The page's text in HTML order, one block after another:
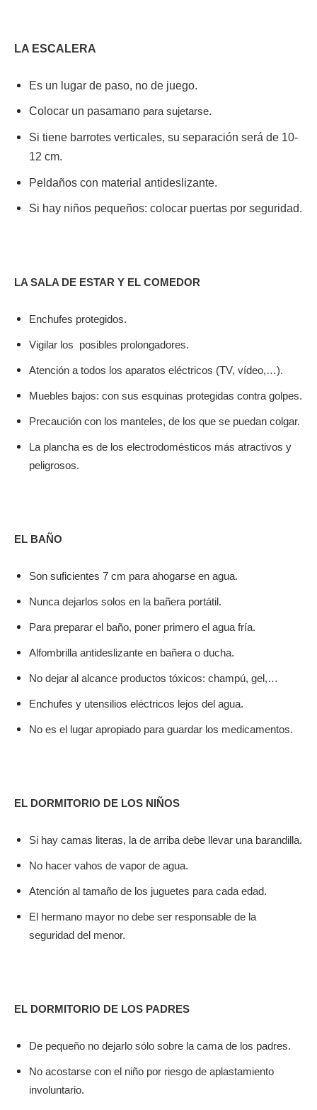
LA ESCALERA
Es un lugar de paso, no de juego.
Colocar un pasamano para sujetarse.
Si tiene barrotes verticales, su separación será de 10-
12 cm.
Peldaños con material antideslizante.
Si hay niños pequeños: colocar puertas por seguridad.
LA SALA DE ESTAR Y EL COMEDOR
Enchufes protegidos.
Vigilar los posibles prolongadores.
Atención a todos los aparatos eléctricos (TV, vídeo,…).
Muebles bajos: con sus esquinas protegidas contra golpes.
Precaución con los manteles, de los que se puedan colgar.
La plancha es de los electrodomésticos más atractivos y
peligrosos.
EL BAÑO
Son suficientes 7 cm para ahogarse en agua.
Nunca dejarlos solos en la bañera portátil.
Para preparar el baño, poner primero el agua fría.
Alfombrilla antideslizante en bañera o ducha.
No dejar al alcance productos tóxicos: champú, gel,…
Enchufes y utensilios eléctricos lejos del agua.
No es el lugar apropiado para guardar los medicamentos.
EL DORMITORIO DE LOS NIÑOS
Si hay camas literas, la de arriba debe llevar una barandilla.
No hacer vahos de vapor de agua.
Atención al tamaño de los juguetes para cada edad.
El hermano mayor no debe ser responsable de la
seguridad del menor.
EL DORMITORIO DE LOS PADRES
De pequeño no dejarlo sólo sobre la cama de los padres.
No acostarse con el niño por riesgo de aplastamiento
involuntario.